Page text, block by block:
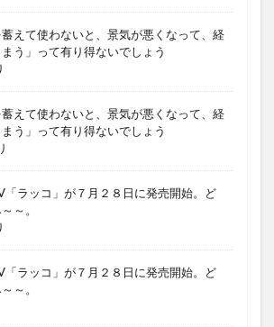
蓄えて使わないと、景気が悪くなって、経
う」って有り得ないでしょう
蓄えて使わないと、景気が悪くなって、経
う」って有り得ないでしょう
「ラッコ」が７月２８日に発売開始。ど
～。
「ラッコ」が７月２８日に発売開始。ど
～。